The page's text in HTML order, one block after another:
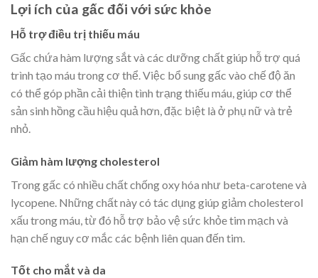
Lợi ích của gấc đối với sức khỏe
Hỗ trợ điều trị thiếu máu
Gấc chứa hàm lượng sắt và các dưỡng chất giúp hỗ trợ quá
trình tạo máu trong cơ thể. Việc bổ sung gấc vào chế độ ăn
có thể góp phần cải thiện tình trạng thiếu máu, giúp cơ thể
sản sinh hồng cầu hiệu quả hơn, đặc biệt là ở phụ nữ và trẻ
nhỏ.
Giảm hàm lượng cholesterol
Trong gấc có nhiều chất chống oxy hóa như beta-carotene và
lycopene. Những chất này có tác dụng giúp giảm cholesterol
xấu trong máu, từ đó hỗ trợ bảo vệ sức khỏe tim mạch và
hạn chế nguy cơ mắc các bệnh liên quan đến tim.
Tốt cho mắt và da